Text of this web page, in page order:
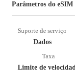
Parâmetros do eSIM
Suporte de serviço
Dados
Taxa
Limite de